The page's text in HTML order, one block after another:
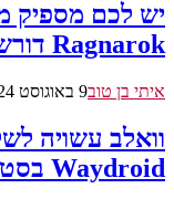
Ragnarok דורש כמעט 200GB
איתי בן טוב9 באוגוסט 2024
וואלב עשויה
Waydroid בסטים